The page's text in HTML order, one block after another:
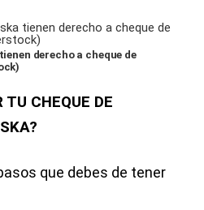
derecho a cheque de
CHEQUE DE
que debes de tener